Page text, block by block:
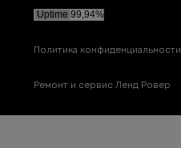
Политика конфиденциальности
Ремонт и сервис Ленд Ровер